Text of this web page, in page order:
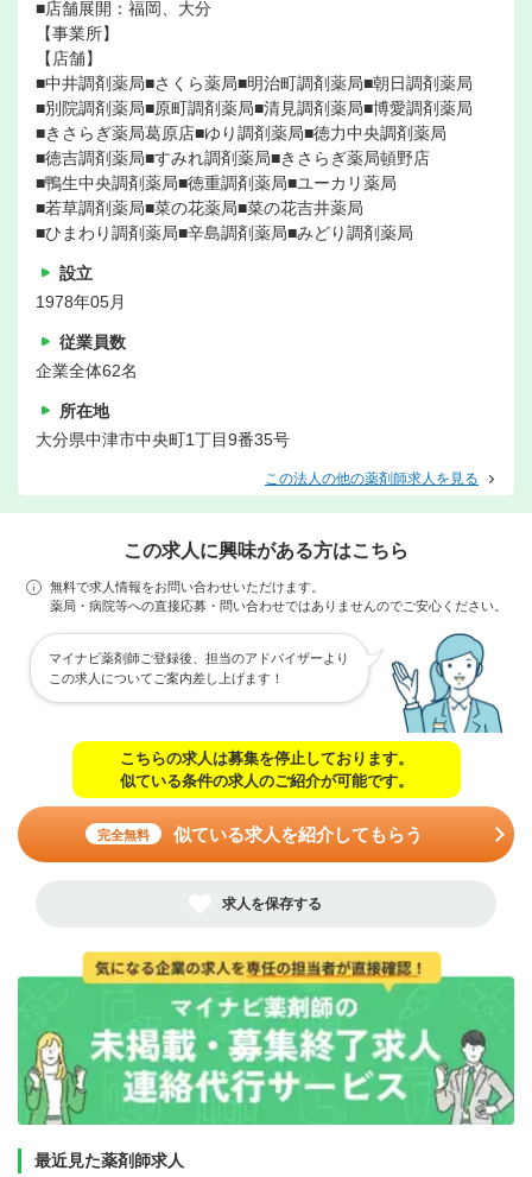
■店舗展開：福岡、大分
【事業所】
【店舗】
■中井調剤薬局■さくら薬局■明治町調剤薬局■朝日調剤薬局
■別院調剤薬局■原町調剤薬局■清見調剤薬局■博愛調剤薬局
■きさらぎ薬局葛原店■ゆり調剤薬局■徳力中央調剤薬局
■徳吉調剤薬局■すみれ調剤薬局■きさらぎ薬局頓野店
■鴨生中央調剤薬局■徳重調剤薬局■ユーカリ薬局
■若草調剤薬局■菜の花薬局■菜の花吉井薬局
■ひまわり調剤薬局■辛島調剤薬局■みどり調剤薬局
設立
1978年05月
従業員数
企業全体62名
所在地
大分県中津市中央町1丁目9番35号
この法人の他の薬剤師求人を見る
この求人に興味がある方はこちら
無料で求人情報をお問い合わせいただけます。
薬局・病院等への直接応募・問い合わせではありませんのでご安心ください。
マイナビ薬剤師ご登録後、担当のアドバイザーより
この求人についてご案内差し上げます！
こちらの求人は募集を停止しております。
似ている条件の求人のご紹介が可能です。
完全無料 似ている求人を紹介してもらう
求人を保存する
最近見た薬剤師求人